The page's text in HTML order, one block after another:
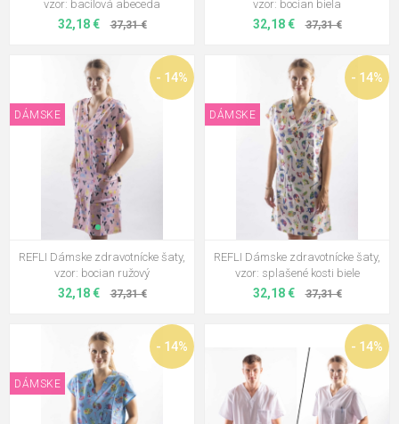
vzor: bacilová abeceda
32,18 € 37,31 €
vzor: bocian biela
32,18 € 37,31 €
- 14%
DÁMSKE
REFLI Dámske zdravotnícke šaty,
vzor: bocian ružový
32,18 € 37,31 €
- 14%
DÁMSKE
REFLI Dámske zdravotnícke šaty,
vzor: splašené kosti biele
32,18 € 37,31 €
- 14%
DÁMSKE
- 14%